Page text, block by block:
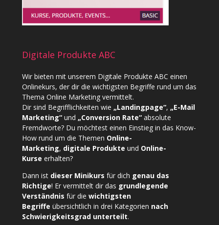
Digitale Produkte ABC
Wir bieten mit unserem Digitale Produkte ABC einen
Onlinekurs, der dir die wichtigsten Begriffe rund um das
Thema Online Marketing vermittelt.
Dir sind Begrifflichkeiten wie „Landingpage“, „E-Mail
Marketing“und „Conversion Rate“absolute
Fremdworte? Du möchtest einen Einstieg in das Know-
How rund um die Themen Online-
Marketing, digitale Produkte und Online-
Kurse erhalten?
Dann ist dieser Minikurs für dich genau das
Richtige! Er vermittelt dir das grundlegende
Verständnis für die wichtigsten
Begriffe übersichtlich in drei Kategorien nach
Schwierigkeitsgrad unterteilt.